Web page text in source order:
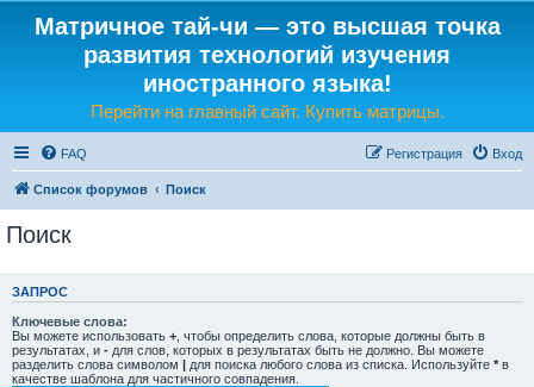
Матричное тай-чи — это высшая точка
развития технологий изучения
иностранного языка!
Перейти на главный сайт. Купить матрицы.
FAQ Вход
Регистрация
Список форумов Поиск
Поиск
ЗАПРОС
Ключевые слова:
Вы можете использовать + , чтобы определить слова, которые должны быть в
результатах, и - для слов, которых в результатах быть не должно. Вы можете
разделить слова символом | для поиска любого слова из списка. Используйте * в
качестве шаблона для частичного совпадения.